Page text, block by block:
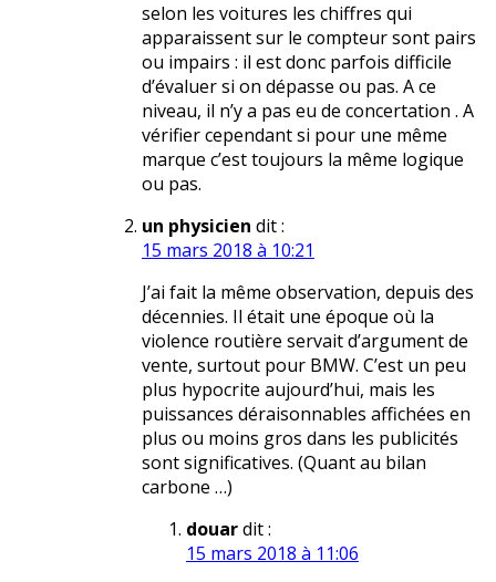
selon les voitures les chiffres qui
apparaissent sur le compteur sont pairs
ou impairs : il est donc parfois difficile
d’évaluer si on dépasse ou pas. A ce
niveau, il n’y a pas eu de concertation . A
vérifier cependant si pour une même
marque c’est toujours la même logique
ou pas.
un physicien dit :
15 mars 2018 à 10:21
J’ai fait la même observation, depuis des
décennies. Il était une époque où la
violence routière servait d’argument de
vente, surtout pour BMW. C’est un peu
plus hypocrite aujourd’hui, mais les
puissances déraisonnables affichées en
plus ou moins gros dans les publicités
sont significatives. (Quant au bilan
carbone …)
douardit :
15 mars 2018 à 11:06